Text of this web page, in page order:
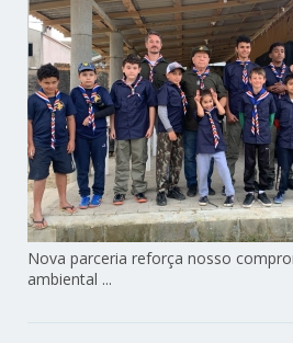
Nova parceria reforça nosso
ambiental ...